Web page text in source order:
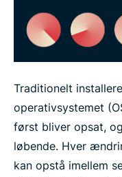
Traditionelt
operativsystemet
først bliver opsat,
løbende. Hver
kan opstå imellem